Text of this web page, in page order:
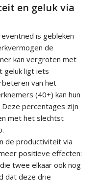
en geluk via
is gebleken
de
kan vergroten met
geluk ligt iets
van het
(40+) kan hun
percentages zijn
met het slechtst
de productiviteit via
positieve effecten:
twee elkaar ook nog
dat deze drie